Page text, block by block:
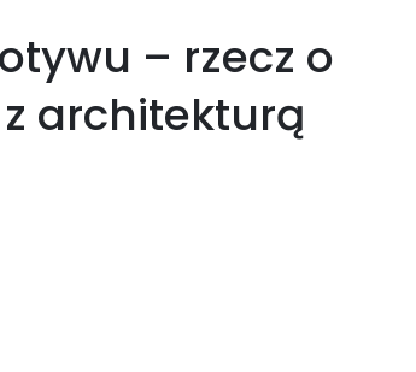
– rzecz o
architekturą